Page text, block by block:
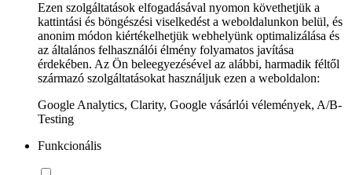
Ezen szolgáltatások elfogadásával nyomon követhetjük a
kattintási és böngészési viselkedést a weboldalunkon belül, és
anonim módon kiértékelhetjük webhelyünk optimalizálása és
az általános felhasználói élmény folyamatos javítása
érdekében. Az Ön beleegyezésével az alábbi, harmadik féltől
származó szolgáltatásokat használjuk ezen a weboldalon:
Google Analytics, Clarity, Google vásárlói vélemények, A/B-
Testing
Funkcionális